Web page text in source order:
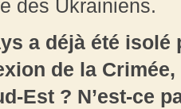
des Ukrainiens.
a déjà été
de la
Est ? N’est-ce